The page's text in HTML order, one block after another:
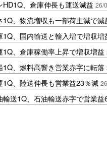
HD1Q、倉庫伸長も運送減益 26/
1Q、物流増収も一部荷主減で減
1Q、国内輸送と輸入増で増収増
1Q、倉庫稼働率上昇で増収増益
1Q、燃料高響き営業赤字に転落
1Q、陸送伸長も営業益23％減
輸送1Q、石油輸送赤字で営業益